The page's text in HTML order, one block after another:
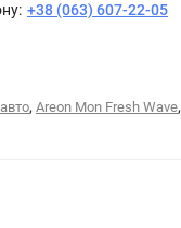
+38 (063) 607-22-05
, Areon Mon Fresh Wave,